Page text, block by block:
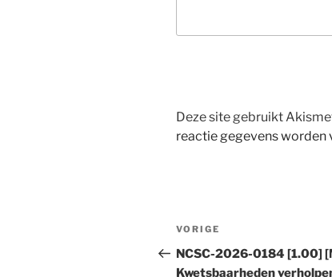
Deze site gebruikt
reactie gegevens worden
Bericht
navigatie
Vorig
bericht
VORIGE
NCSC-2026-0184 [1.00]
Kwetsbaarheden